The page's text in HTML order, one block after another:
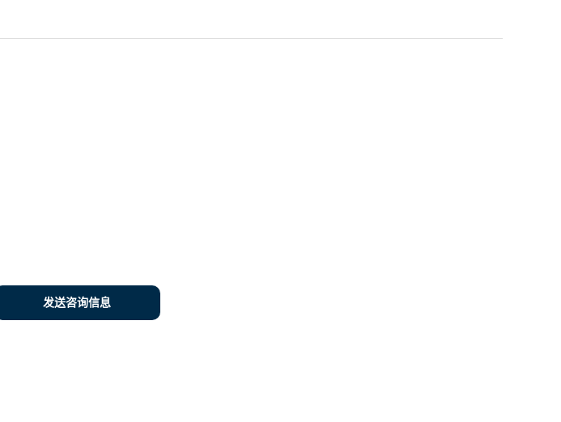
发送咨询信息